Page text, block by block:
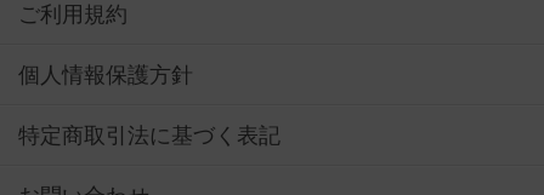
ご利用規約
個人情報保護方針
特定商取引法に基づく表記